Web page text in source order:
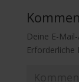
Deine E-
Erforderliche